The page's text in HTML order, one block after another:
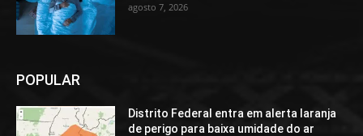
agosto 7, 2026
POPULAR
Distrito Federal entra em alerta laranja
de perigo para baixa umidade do ar